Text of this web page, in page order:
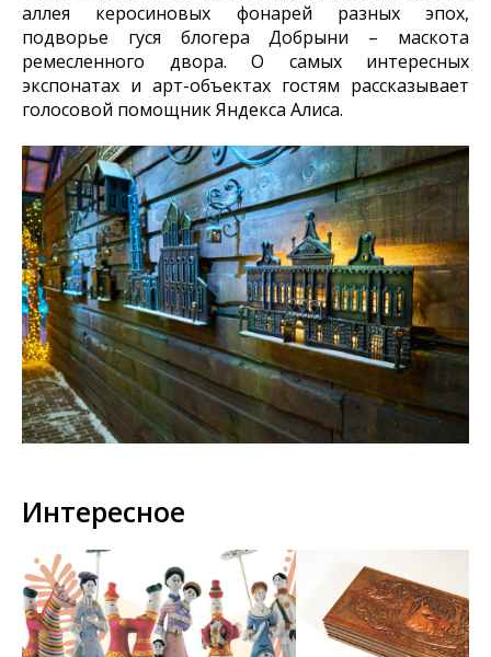
аллея керосиновых фонарей разных эпох,
подворье гуся блогера Добрыни – маскота
ремесленного двора. О самых интересных
экспонатах и арт-объектах гостям рассказывает
голосовой помощник Яндекса Алиса.
Интересное